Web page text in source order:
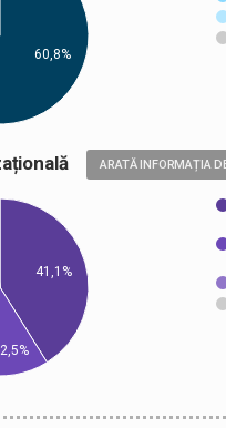
60,8%
ARATĂ INFORMAȚIA
41,1%